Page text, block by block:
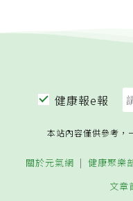
健康報e報
本站內容僅供參考，
關於元氣網 健康聚樂
文章